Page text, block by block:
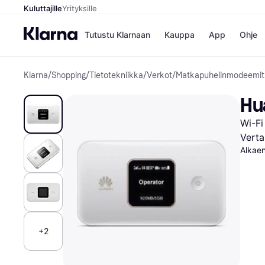
KuluttajilleYrityksille
Tutustu Klarnaan Kauppa
Kaupat
Gigantti
H&M
Peten
Wolt
App Ohje
Klarna/Shopping/Tietotekniikka/Verkot/Matkapuhelinmodeemit
+2
Wi-Fi